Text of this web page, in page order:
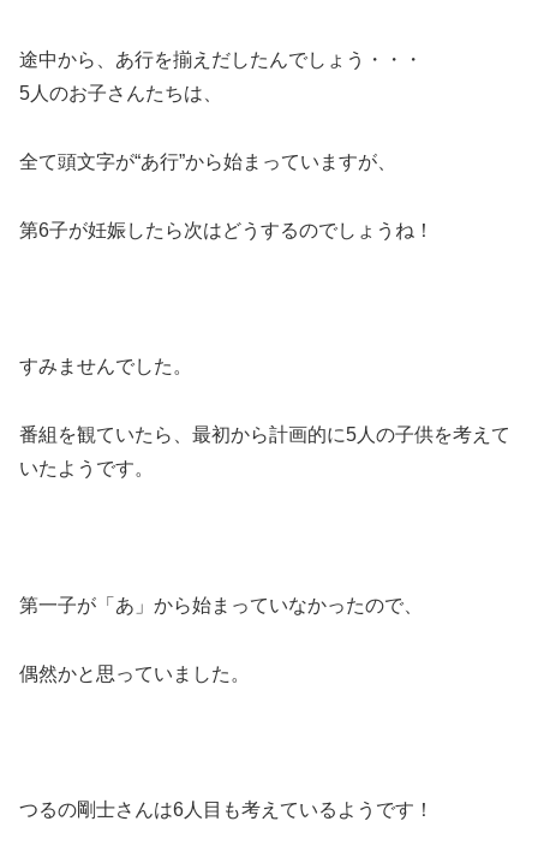
途中から、あ行を揃えだしたんでしょう・・・
5人のお子さんたちは、
全て頭文字が“あ行”から始まっていますが、
第6子が妊娠したら次はどうするのでしょうね！
すみませんでした。
番組を観ていたら、最初から計画的に5人の子供を考えて
いたようです。
第一子が「あ」から始まっていなかったので、
偶然かと思っていました。
つるの剛士さんは6人目も考えているようです！